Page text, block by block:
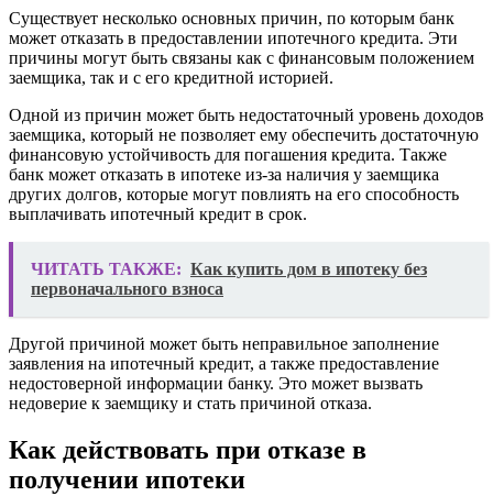
Существует несколько основных причин, по которым банк
может отказать в предоставлении ипотечного кредита. Эти
причины могут быть связаны как с финансовым положением
заемщика, так и с его кредитной историей.
Одной из причин может быть недостаточный уровень доходов
заемщика, который не позволяет ему обеспечить достаточную
финансовую устойчивость для погашения кредита. Также
банк может отказать в ипотеке из-за наличия у заемщика
других долгов, которые могут повлиять на его способность
выплачивать ипотечный кредит в срок.
ЧИТАТЬ ТАКЖЕ: Как купить дом в ипотеку без
первоначального взноса
Другой причиной может быть неправильное заполнение
заявления на ипотечный кредит, а также предоставление
недостоверной информации банку. Это может вызвать
недоверие к заемщику и стать причиной отказа.
Как действовать при отказе в
получении ипотеки